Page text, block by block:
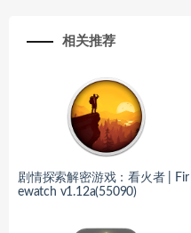
相关推荐
剧情探索解密游戏：看火者 | Fir
ewatch v1.12a(55090)